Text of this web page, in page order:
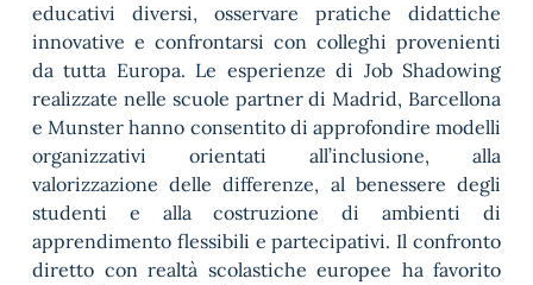
educativi diversi, osservare pratiche didattiche
innovative e confrontarsi con colleghi provenienti
da tutta Europa. Le esperienze di Job Shadowing
realizzate nelle scuole partner di Madrid, Barcellona
e Munster hanno consentito di approfondire modelli
organizzativi orientati all’inclusione, alla
valorizzazione delle differenze, al benessere degli
studenti e alla costruzione di ambienti di
apprendimento flessibili e partecipativi. Il confronto
diretto con realtà scolastiche europee ha favorito